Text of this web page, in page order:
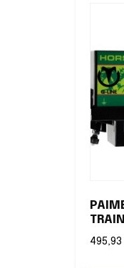
495,93